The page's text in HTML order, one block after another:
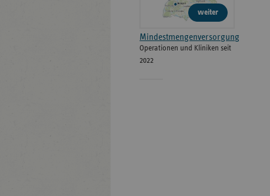
weiter
Mindestmengenversorgung
Operationen und Kliniken seit
2022